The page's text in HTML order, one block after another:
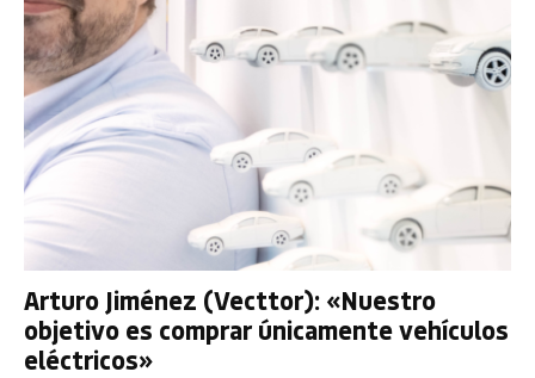
Arturo Jiménez (Vecttor): «Nuestro
objetivo es comprar únicamente vehículos
eléctricos»